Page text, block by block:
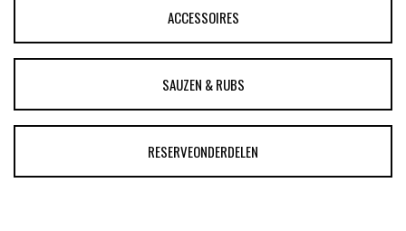
ACCESSOIRES
SAUZEN & RUBS
RESERVEONDERDELEN